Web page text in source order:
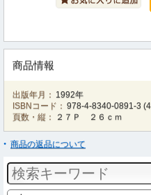
商品情報
出版年月： 1992年
ISBNコード： 978-4-8340-0891-3 (
頁数・縦：
２７Ｐ ２６ｃｍ
商品の返品について